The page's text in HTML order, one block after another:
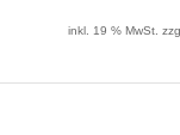
inkl. 19 % MwSt.